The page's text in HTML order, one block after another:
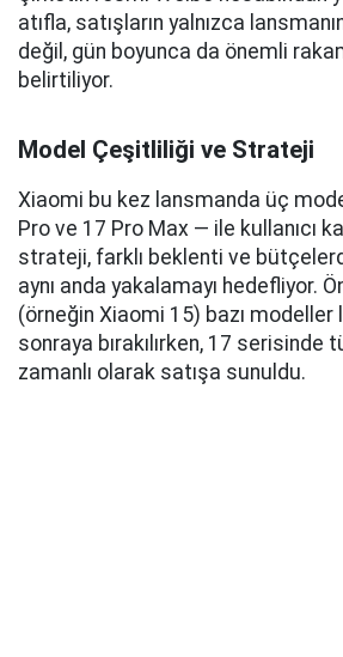
atıfla, satışların yalnızca
değil, gün boyunca da önemli
belirtiliyor.
Model Çeşitliliği ve Strateji
Xiaomi bu kez lansmanda üç
Pro ve 17 Pro Max — ile kullanıcı
strateji, farklı beklenti ve
aynı anda yakalamayı hedefliyor.
(örneğin Xiaomi 15) bazı modeller
sonraya bırakılırken, 17 serisinde
zamanlı olarak satışa sunuldu.